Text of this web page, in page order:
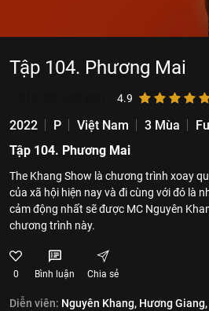
Tập 104. Phương Mai
4.9
2022 P Việt Nam 3 Mùa
Tập 104. Phương Mai
The Khang Show là chương trình xoay
của xã hội hiện nay và đi cùng với đó là
cảm động nhất sẽ được MC Nguyên
chương trình này.
0 Bình luận Chia sẻ
Diễn viên: Nguyên Khang, Hương Giang,